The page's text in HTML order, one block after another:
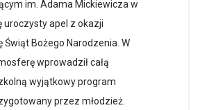
im. Adama Mickiewicza w
uroczysty apel z okazji
Świąt Bożego Narodzenia. W
wprowadził całą
wyjątkowy program
przez młodzież.